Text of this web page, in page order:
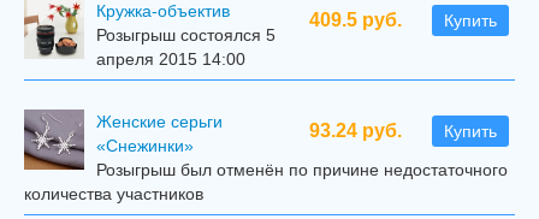
409.5 руб. Купить
Кружка-объектив
Розыгрыш состоялся 5
апреля 2015 14:00
93.24 руб. Купить
Женские серьги
«Снежинки»
Розыгрыш был отменён по причине недостаточного
количества участников